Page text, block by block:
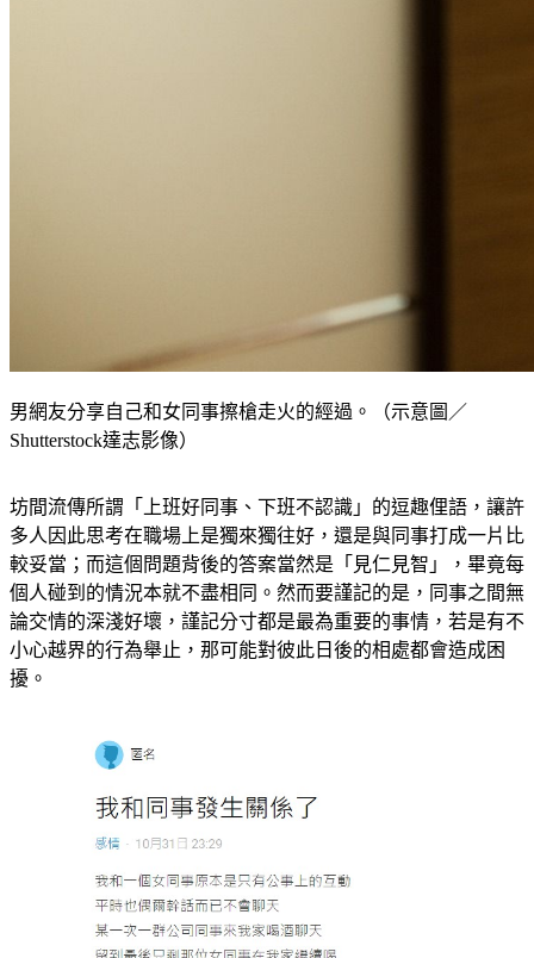
男網友分享自己和女同事擦槍走火的經過。（示意圖／
Shutterstock達志影像）
坊間流傳所謂「上班好同事、下班不認識」的逗趣俚語，讓許
多人因此思考在職場上是獨來獨往好，還是與同事打成一片比
較妥當；而這個問題背後的答案當然是「見仁見智」，畢竟每
個人碰到的情況本就不盡相同。然而要謹記的是，同事之間無
論交情的深淺好壞，謹記分寸都是最為重要的事情，若是有不
小心越界的行為舉止，那可能對彼此日後的相處都會造成困
擾。